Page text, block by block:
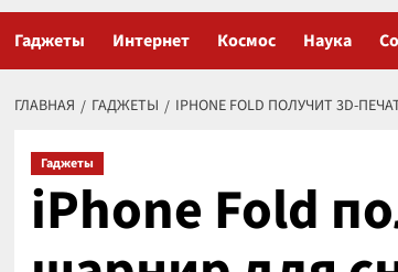
Гаджеты Интернет Космос Наука
ГЛАВНАЯ ГАДЖЕТЫ IPHONE FOLD ПОЛУЧИТ 3D-
Гаджеты
iPhone Fold